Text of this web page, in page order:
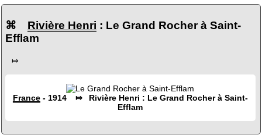
⌘ Rivière Henri : Le Grand Rocher à Saint-
Efflam
⤇
France- 1914 ⤇ Rivière Henri : Le Grand Rocher à Saint-
Efflam